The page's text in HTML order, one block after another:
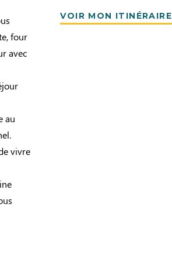
four
avec
au
vivre
VOIR MON ITINÉRAIRE